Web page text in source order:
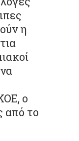
η
ο
από το